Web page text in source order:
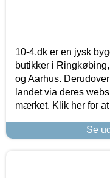
10-4.dk er en jysk
butikker i
og Aarhus.
landet via deres
mærket. Klik her for
Se